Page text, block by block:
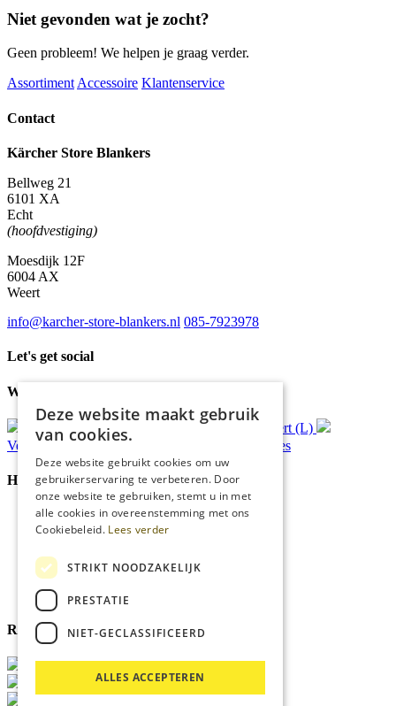
Classic
Niet gevonden wat je zocht?
Geen probleem! We helpen je graag verder.
AssortimentAccessoire Klantenservice
Contact
Kärcher Store Blankers
Bellweg 21
6101 XA
Echt
(hoofdvestiging)
Moesdijk 12F
6004 AX
Weert
info@karcher-store-blankers.nl 085-7923978
Let's get social
Waar wij voor staan
bezorging*
Ophalen in Echt of Weert (L)
Verzonden binnen 48 uur* advies
Handige Links
Home
Klantenservice
Blog
Privacyverklaring
Cookies
Reviewmerk
Deze website maakt gebruik
van cookies.
Deze website gebruikt cookies om uw
gebruikerservaring te verbeteren. Door
onze website te gebruiken, stemt u in met
alle cookies in overeenstemming met ons
Cookiebeleid. Lees verder
STRIKT NOODZAKELIJK
PRESTATIE
NIET-GECLASSIFICEERD
ALLES ACCEPTEREN